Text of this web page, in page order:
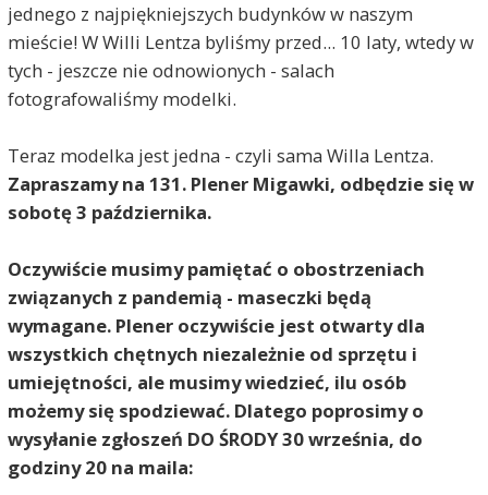
jednego z najpiękniejszych budynków w naszym
mieście! W Willi Lentza byliśmy przed... 10 laty, wtedy w
tych - jeszcze nie odnowionych - salach
fotografowaliśmy modelki.
Teraz modelka jest jedna - czyli sama Willa Lentza.
Zapraszamy na 131. Plener Migawki, odbędzie się w
sobotę 3 października.
Oczywiście musimy pamiętać o obostrzeniach
związanych z pandemią - maseczki będą
wymagane. Plener oczywiście jest otwarty dla
wszystkich chętnych niezależnie od sprzętu i
umiejętności, ale musimy wiedzieć, ilu osób
możemy się spodziewać. Dlatego poprosimy o
wysyłanie zgłoszeń DO ŚRODY 30 września, do
godziny 20 na maila: